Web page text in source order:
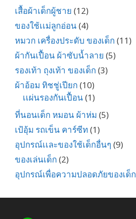
เสื้อผ้าเด็กผู้ชาย (12)
ของใช้เเม่ลูกอ่อน(4)
หมวก เครื่องประดับ ของเด็ก (11)
ผ้ากันเปื้อน ผ้าซับน้ำลาย (5)
รองเท้า ถุงเท้า ของเด็ก (3)
ผ้าอ้อม ทิชชู่เปียก (10)
เเผ่นรองกันเปื้อน(1)
ที่นอนเด็ก หมอน ผ้าห่ม (5)
เป้อุ้ม รถเข็น คาร์ซีท (1)
อุปกรณ์เเละของใช้เด็กอื่นๆ (9)
ของเล่นเด็ก (2)
อุปกรณ์เพื่อความปลอดภัยของเด็ก